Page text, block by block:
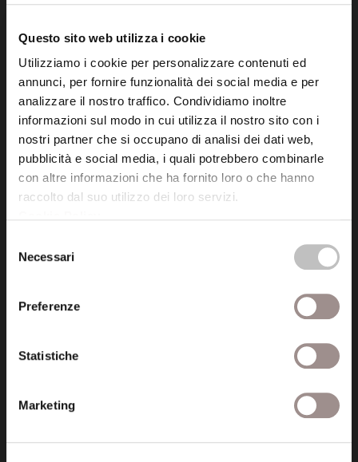
Questo sito web utilizza i cookie
Utilizziamo i cookie per personalizzare contenuti ed
annunci, per fornire funzionalità dei social media e per
analizzare il nostro traffico. Condividiamo inoltre
informazioni sul modo in cui utilizza il nostro sito con i
nostri partner che si occupano di analisi dei dati web,
pubblicità e social media, i quali potrebbero combinarle
con altre informazioni che ha fornito loro o che hanno
raccolto dal suo utilizzo dei loro servizi.
delNecessari
Preferenze
Statistiche
Marketing
Fondazione Collegio San Carlo
Via San Carlo 5
41121 Modena (MO)
P.I. 00641060363
tel. 059.421211
info@fondazionesancarlo.it
fondazionecollegiosancarlo@legalmail.it